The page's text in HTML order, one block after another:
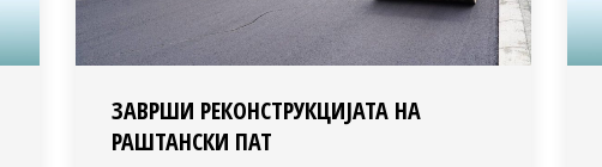
ЗАВРШИ РЕКОНСТРУКЦИЈАТА НА
РАШТАНСКИ ПАТ